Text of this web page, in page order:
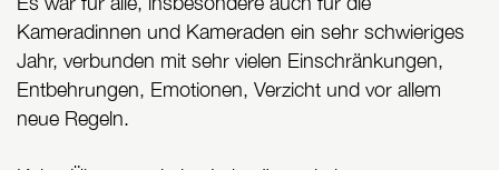
Kameradinnen und Kameraden ein sehr schwieriges
Jahr, verbunden mit sehr vielen Einschränkungen,
Entbehrungen, Emotionen, Verzicht und vor allem
neue Regeln.